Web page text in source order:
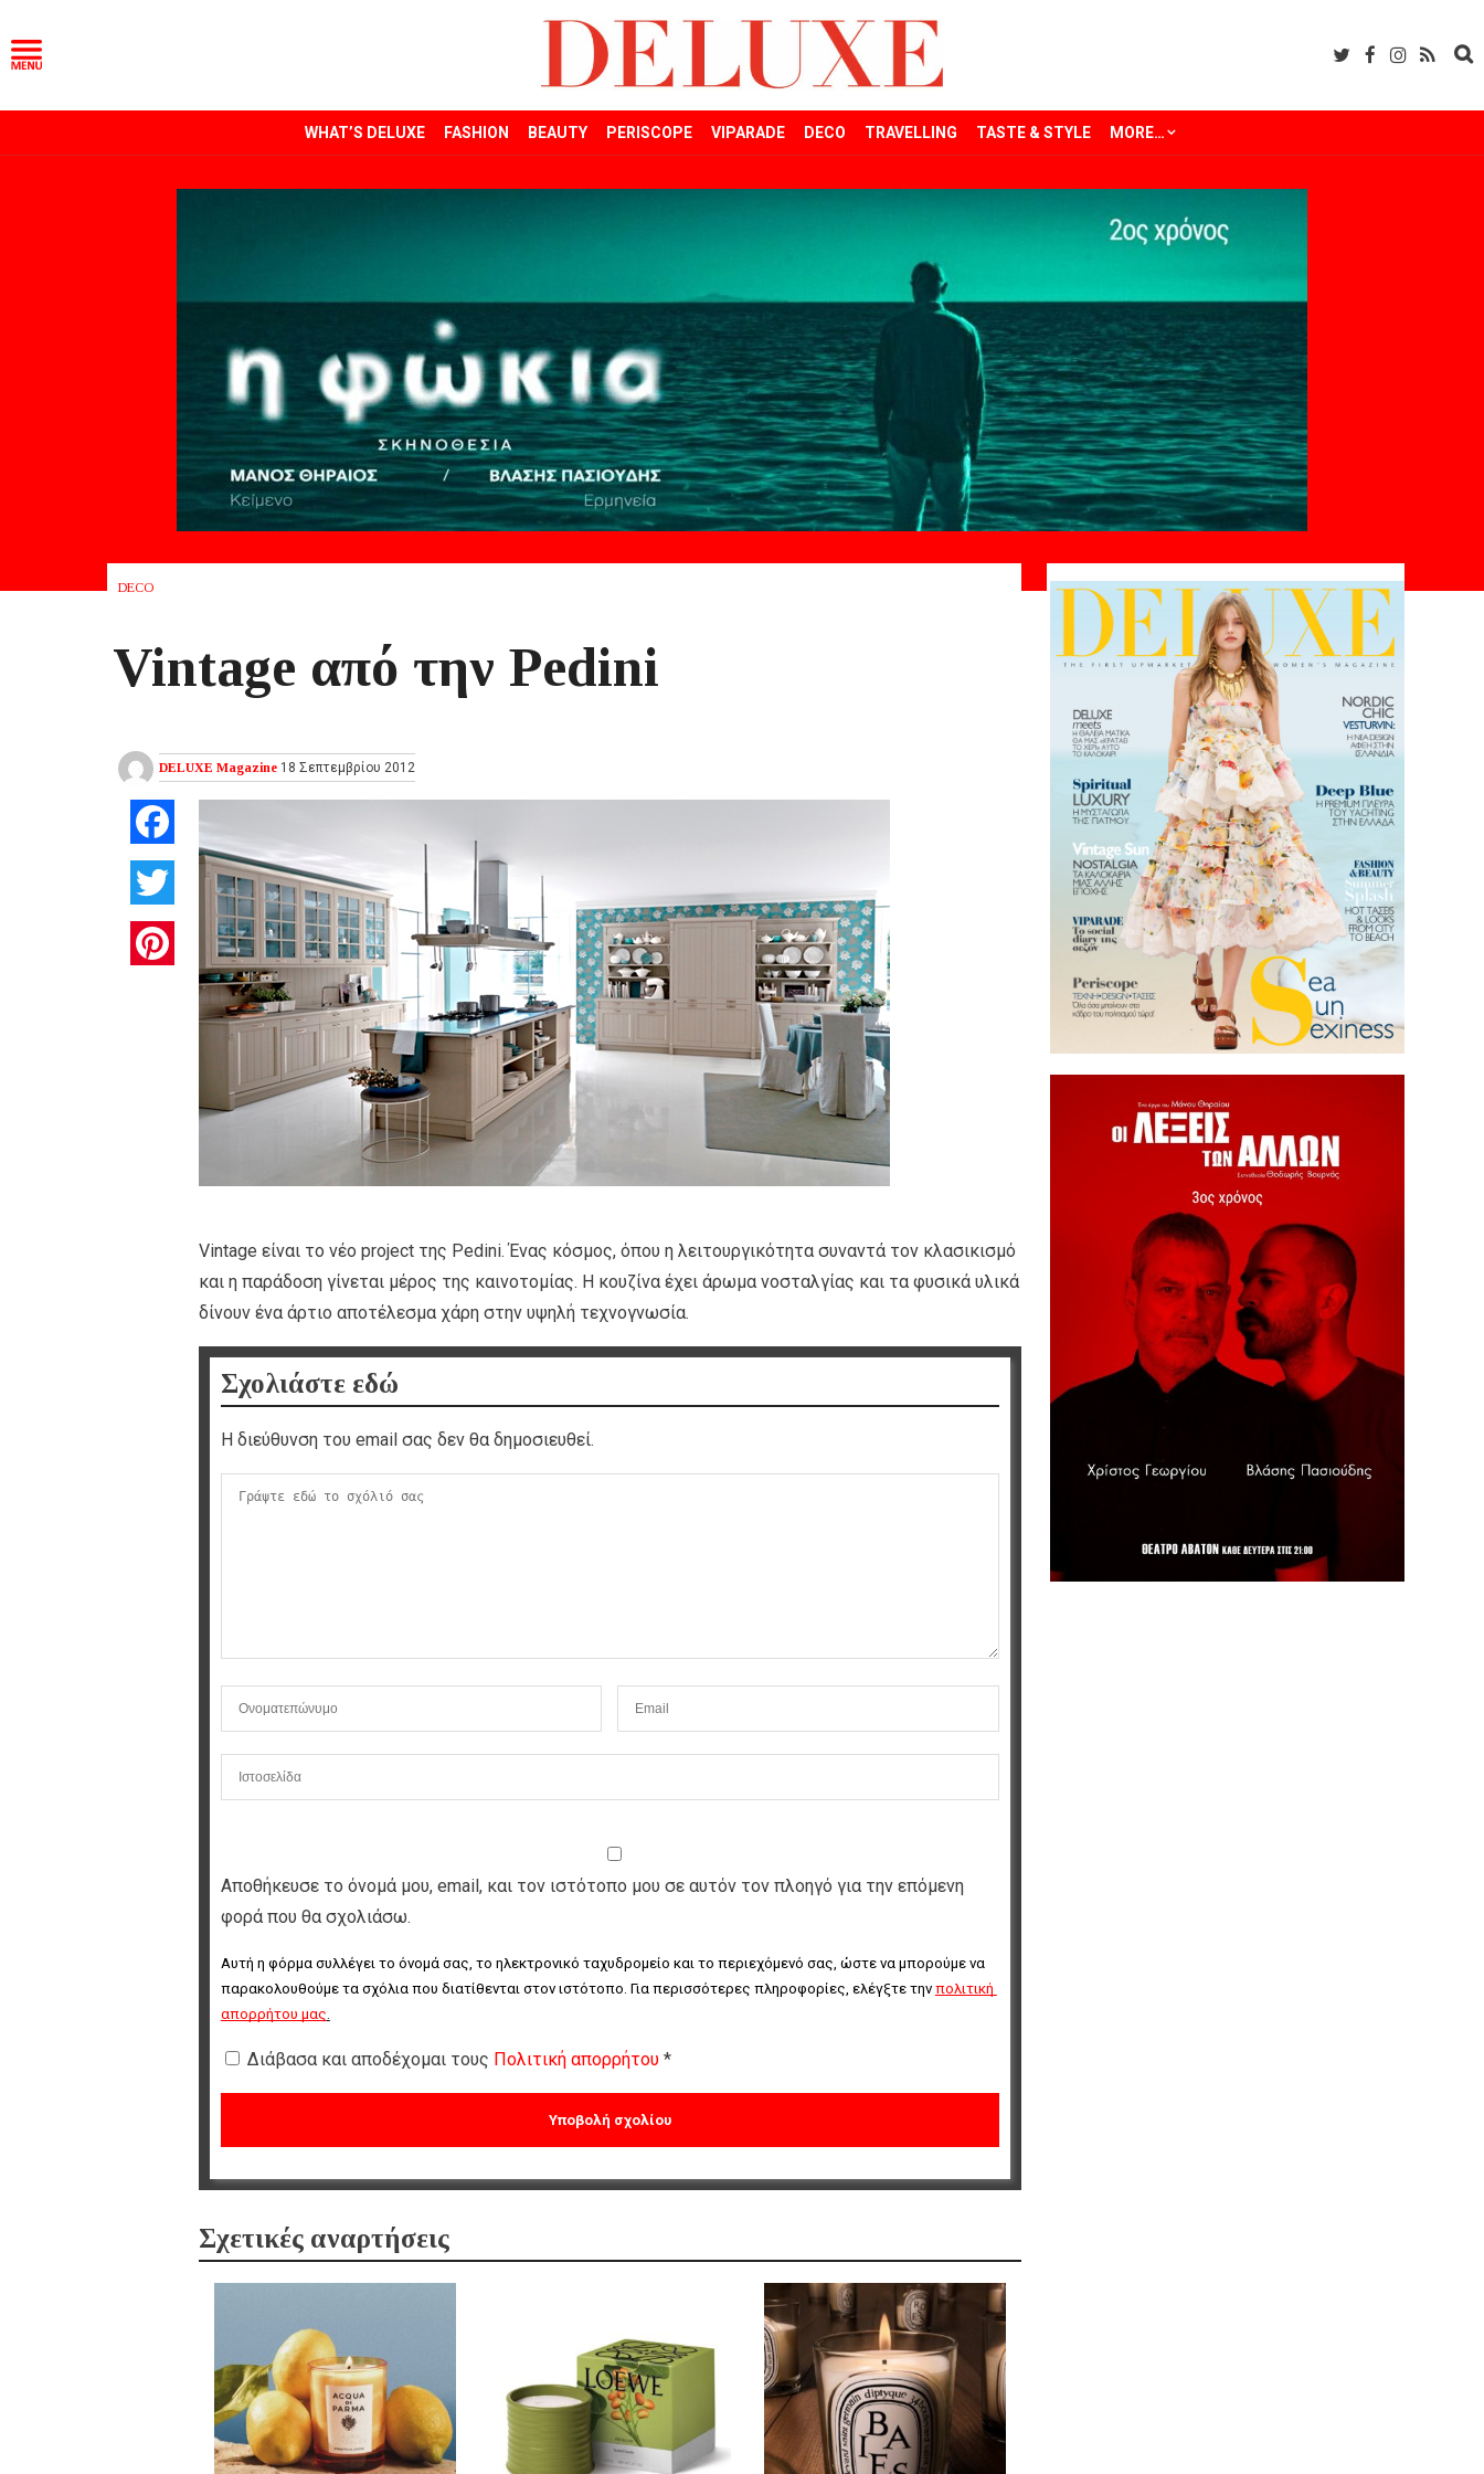
WHAT’S DELUXE FASHION BEAUTY PERISCOPE VIPARADE DECO TRAVELLING TASTE & STYLE MORE…
DECO
Vintage από την Pedini
DELUXE Magazine 18 Σεπτεμβρίου 2012
Facebook
Twitter
Pinterest
Vintage είναι το νέο project της Pedini. Ένας κόσμος, όπου η λειτουργικότητα συναντά τον κλασικισμό
και η παράδοση γίνεται μέρος της καινοτομίας. Η κουζίνα έχει άρωμα νοσταλγίας και τα φυσικά υλικά
δίνουν ένα άρτιο αποτέλεσμα χάρη στην υψηλή τεχνογνωσία.
Σχολιάστε εδώ
Η διεύθυνση του email σας δεν θα δημοσιευθεί.
Αποθήκευσε το όνομά μου, email, και τον ιστότοπο μου σε αυτόν τον πλοηγό για την επόμενη
φορά που θα σχολιάσω.
Αυτή η φόρμα συλλέγει το όνομά σας, το ηλεκτρονικό ταχυδρομείο και το περιεχόμενό σας, ώστε να μπορούμε να
παρακολουθούμε τα σχόλια που διατίθενται στον ιστότοπο. Για περισσότερες πληροφορίες, ελέγξτε την πολιτική
απορρήτου μας.
Διάβασα και αποδέχομαι τους Πολιτική απορρήτου *
Σχετικές αναρτήσεις